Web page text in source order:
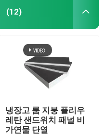
(12)
냉장고 룸 지붕 폴리우
레탄 샌드위치 패널 비
가연물 단열